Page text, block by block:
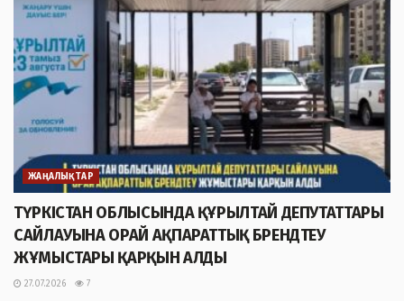
ЖАҢАЛЫҚТАР
ТҮРКІСТАН ОБЛЫСЫНДА ҚҰРЫЛТАЙ ДЕПУТАТТАРЫ
САЙЛАУЫНА ОРАЙ АҚПАРАТТЫҚ БРЕНДТЕУ
ЖҰМЫСТАРЫ ҚАРҚЫН АЛДЫ
27.07.2026 7